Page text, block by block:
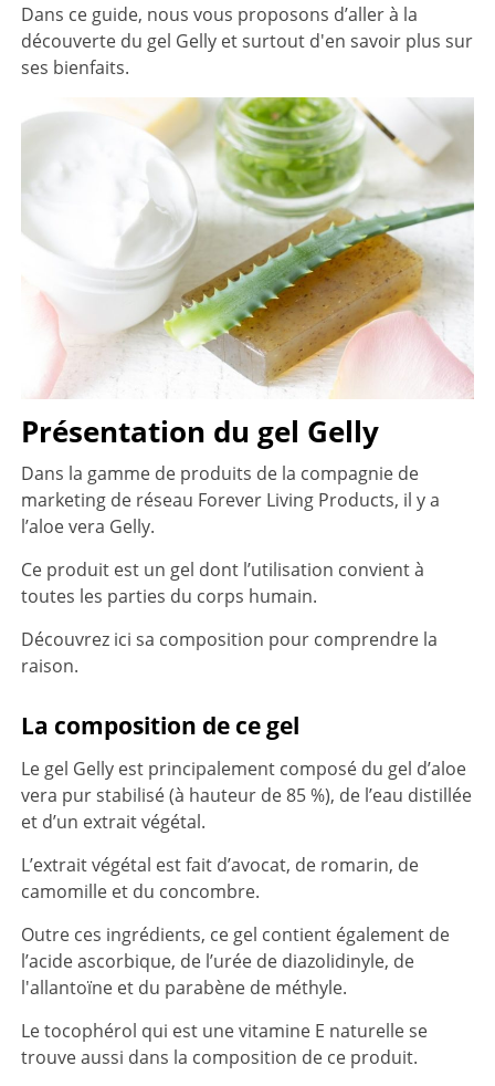
Dans ce guide, nous vous proposons d’aller à la
découverte du gel Gelly et surtout d'en savoir plus sur
ses bienfaits.
Présentation du gel Gelly
Dans la gamme de produits de la compagnie de
marketing de réseau Forever Living Products, il y a
l’aloe vera Gelly.
Ce produit est un gel dont l’utilisation convient à
toutes les parties du corps humain.
Découvrez ici sa composition pour comprendre la
raison.
La composition de ce gel
Le gel Gelly est principalement composé du gel d’aloe
vera pur stabilisé (à hauteur de 85 %), de l’eau distillée
et d’un extrait végétal.
L’extrait végétal est fait d’avocat, de romarin, de
camomille et du concombre.
Outre ces ingrédients, ce gel contient également de
l’acide ascorbique, de l’urée de diazolidinyle, de
l'allantoïne et du parabène de méthyle.
Le tocophérol qui est une vitamine E naturelle se
trouve aussi dans la composition de ce produit.